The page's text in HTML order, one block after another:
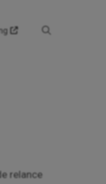
relance